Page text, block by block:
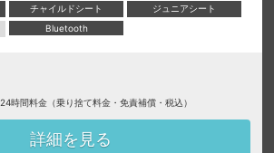
チャイルドシート
ジュニアシート
Bluetooth
24時間料金（乗り捨て料金・免責補償・税込）
詳細を見る